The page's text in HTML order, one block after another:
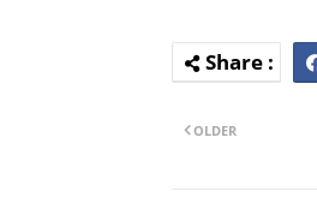
OLDER